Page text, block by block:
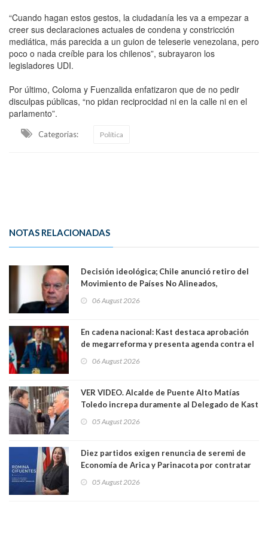
“Cuando hagan estos gestos, la ciudadanía les va a empezar a
creer sus declaraciones actuales de condena y constricción
mediática, más parecida a un guion de teleserie venezolana, pero
poco o nada creíble para los chilenos”, subrayaron los
legisladores UDI.
Por último, Coloma y Fuenzalida enfatizaron que de no pedir
disculpas públicas, “no pidan reciprocidad ni en la calle ni en el
parlamento”.
Categorias: Política
NOTAS RELACIONADAS
Decisión ideológica; Chile anunció retiro del
Movimiento de Países No Alineados,
1971. Excanciller Insulza lamentó decisión
06 August 2026
En cadena nacional: Kast destaca aprobación
de megarreforma y presenta agenda contra el
06 August 2026
VER VIDEO. Alcalde de Puente Alto Matías
Toledo increpa duramente al Delegado de Kast
delegado nuevamente arrancando"
05 August 2026
Diez partidos exigen renuncia de seremi de
Economía de Arica y Parinacota por contratar
una militante de RN, detenida con 47 kilos de
05 August 2026